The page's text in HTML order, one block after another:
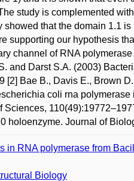
study is complemented
that the domain 1.1
supporting our hypothesis
channel of RNA
and Darst S.A. (2003)
[2] Bae B., Davis E., Brown
coli rna
holoenzyme. Journal of
in RNA polymerase from
Biology